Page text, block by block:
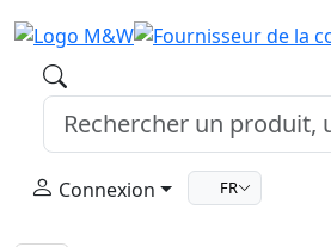
Connexion FR